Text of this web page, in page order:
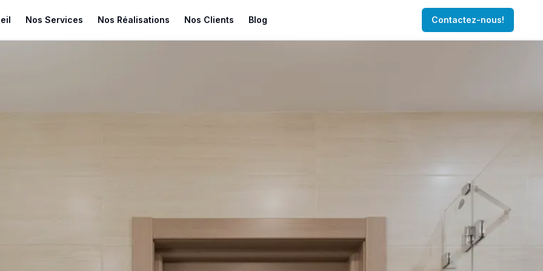
Nos Services Nos Réalisations Nos Clients Blog Contactez-nous!